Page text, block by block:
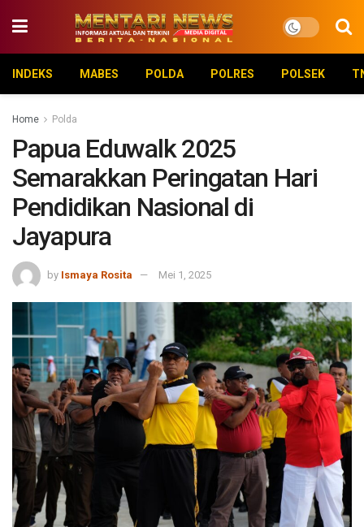
INDEKS MABES POLDA POLRES POLSEK
Home Polda
Papua Eduwalk 2025
Semarakkan Peringatan Hari
Pendidikan Nasional di
Jayapura
by Ismaya Rosita Mei 1, 2025